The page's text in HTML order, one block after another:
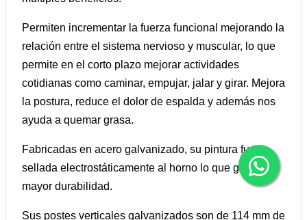
Permiten incrementar la fuerza funcional mejorando la
relación entre el sistema nervioso y muscular, lo que
permite en el corto plazo mejorar actividades
cotidianas como caminar, empujar, jalar y girar. Mejora
la postura, reduce el dolor de espalda y además nos
ayuda a quemar grasa.
Fabricadas en acero galvanizado, su pintura fue
sellada electrostáticamente al horno lo que garantiza
mayor durabilidad.
Sus postes verticales galvanizados son de 114 mm de